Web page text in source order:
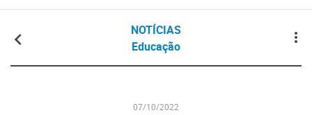
NOTÍCIAS
Educação
07/10/2022